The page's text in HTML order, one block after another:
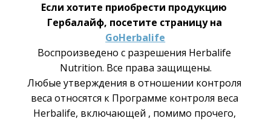
Если хотите приобрести продукцию
GoHerbalife
Воспроизведено с разрешения Herbalife
Nutrition. Все права защищены.
Любые утверждения в отношении контроля
веса относятся к Программе контроля веса
Herbalife, включающей , помимо прочего,